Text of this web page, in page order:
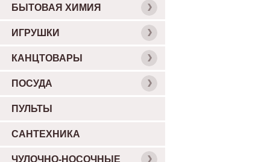
БЫТОВАЯ ХИМИЯ
ИГРУШКИ
КАНЦТОВАРЫ
ПОСУДА
ПУЛЬТЫ
САНТЕХНИКА
ЧУЛОЧНО-НОСОЧНЫЕ